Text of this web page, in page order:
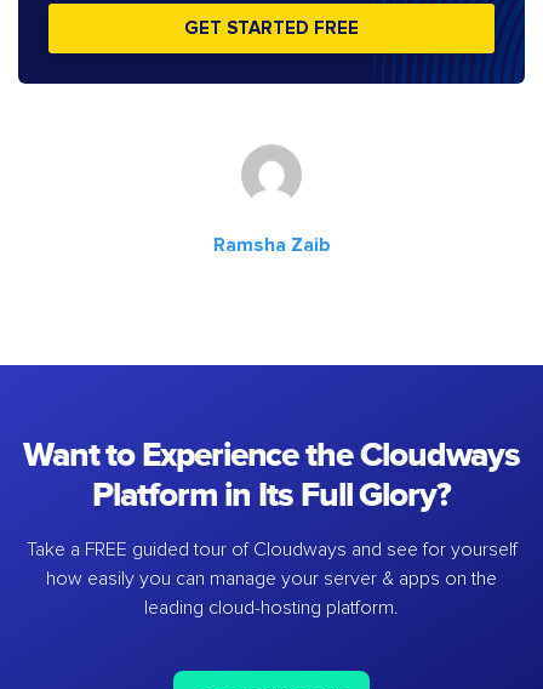
GET STARTED FREE
Ramsha Zaib
Want to Experience the Cloudways
Platform in Its Full Glory?
Take a FREE guided tour of Cloudways and see for yourself
how easily you can manage your server & apps on the
leading cloud-hosting platform.